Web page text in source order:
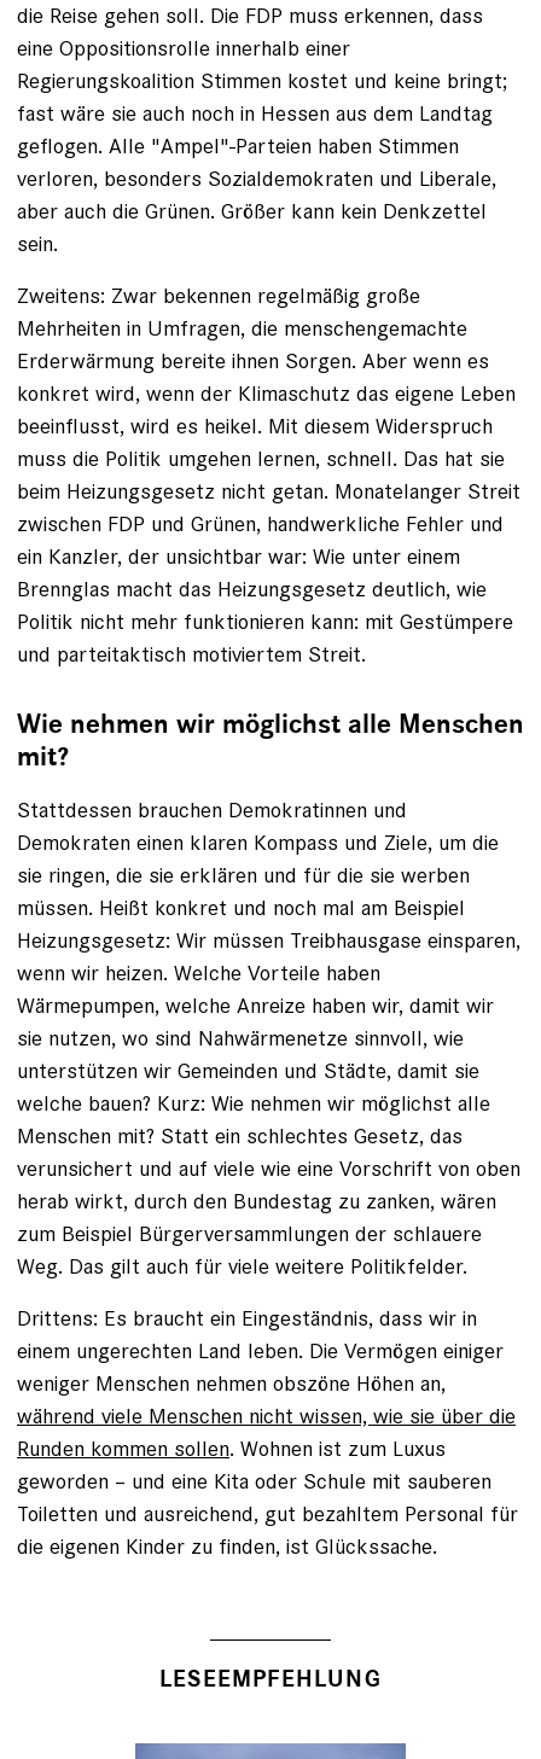
die Reise gehen soll. Die FDP muss erkennen, dass
eine Oppositionsrolle innerhalb einer
Regierungskoalition Stimmen kostet und keine bringt;
fast wäre sie auch noch in Hessen aus dem Landtag
geflogen. Alle "Ampel"-Parteien haben Stimmen
verloren, besonders Sozialdemokraten und Liberale,
aber auch die Grünen. Größer kann kein Denkzettel
sein.
Zweitens: Zwar bekennen regelmäßig große
Mehrheiten in Umfragen, die menschengemachte
Erderwärmung bereite ihnen Sorgen. Aber wenn es
konkret wird, wenn der Klimaschutz das eigene Leben
beeinflusst, wird es heikel. Mit diesem Widerspruch
muss die Politik umgehen lernen, schnell. Das hat sie
beim Heizungsgesetz nicht getan. Monatelanger Streit
zwischen FDP und Grünen, handwerkliche Fehler und
ein Kanzler, der unsichtbar war: Wie unter einem
Brennglas macht das Heizungsgesetz deutlich, wie
Politik nicht mehr funktionieren kann: mit Gestümpere
und parteitaktisch motiviertem Streit.
Wie nehmen wir möglichst alle Menschen
mit?
Stattdessen brauchen Demokratinnen und
Demokraten einen klaren Kompass und Ziele, um die
sie ringen, die sie erklären und für die sie werben
müssen. Heißt konkret und noch mal am Beispiel
Heizungsgesetz: Wir müssen Treibhausgase einsparen,
wenn wir heizen. Welche Vorteile haben
Wärmepumpen, welche Anreize haben wir, damit wir
sie nutzen, wo sind Nahwärmenetze sinnvoll, wie
unterstützen wir Gemeinden und Städte, damit sie
welche bauen? Kurz: Wie nehmen wir möglichst alle
Menschen mit? Statt ein schlechtes Gesetz, das
verunsichert und auf viele wie eine Vorschrift von oben
herab wirkt, durch den Bundestag zu zanken, wären
zum Beispiel Bürgerversammlungen der schlauere
Weg. Das gilt auch für viele weitere Politikfelder.
Drittens: Es braucht ein Eingeständnis, dass wir in
einem ungerechten Land leben. Die Vermögen einiger
weniger Menschen nehmen obszöne Höhen an,
während viele Menschen nicht wissen, wie sie über die
Runden kommen sollen. Wohnen ist zum Luxus
geworden – und eine Kita oder Schule mit sauberen
Toiletten und ausreichend, gut bezahltem Personal für
die eigenen Kinder zu finden, ist Glückssache.
LESEEMPFEHLUNG